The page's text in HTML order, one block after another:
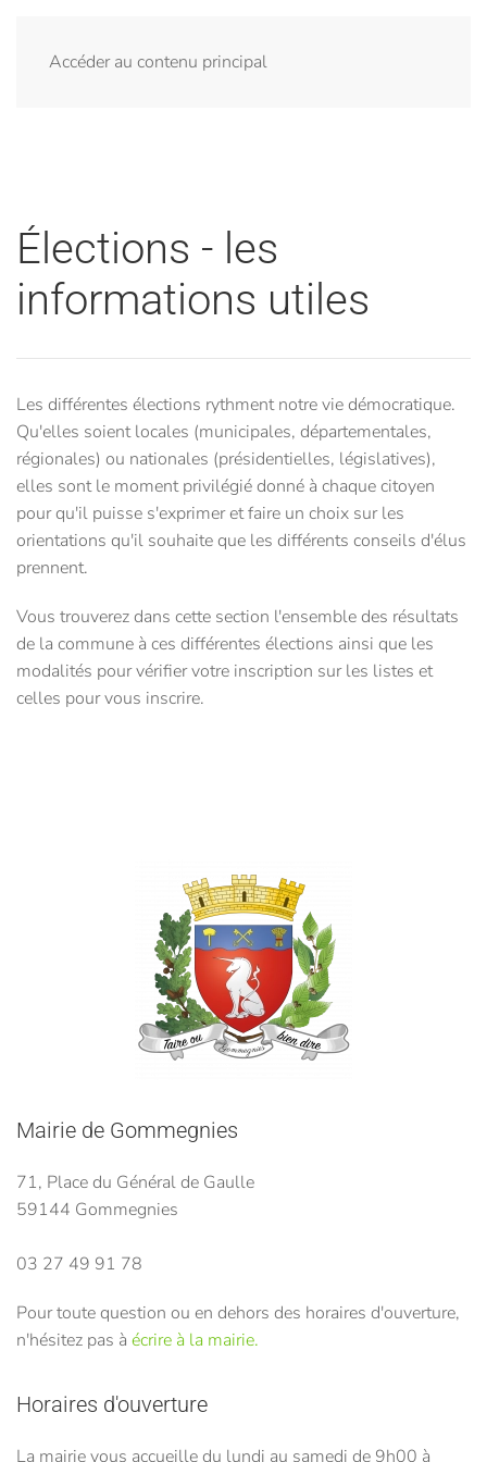
Accéder au contenu principal
Élections - les
informations utiles
Les différentes élections rythment notre vie démocratique.
Qu'elles soient locales (municipales, départementales,
régionales) ou nationales (présidentielles, législatives),
elles sont le moment privilégié donné à chaque citoyen
pour qu'il puisse s'exprimer et faire un choix sur les
orientations qu'il souhaite que les différents conseils d'élus
prennent.
Vous trouverez dans cette section l'ensemble des résultats
de la commune à ces différentes élections ainsi que les
modalités pour vérifier votre inscription sur les listes et
celles pour vous inscrire.
Mairie de Gommegnies
71, Place du Général de Gaulle
59144 Gommegnies
03 27 49 91 78
Pour toute question ou en dehors des horaires d'ouverture,
n'hésitez pas à écrire à la mairie.
Horaires d'ouverture
La mairie vous accueille du lundi au samedi de 9h00 à